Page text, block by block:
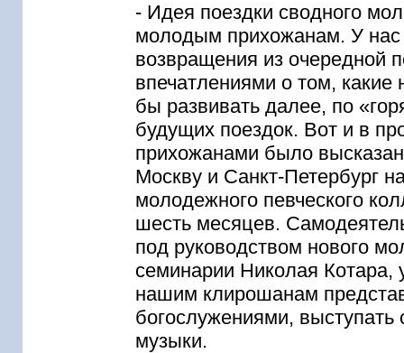
- Идея поездки сводного
молодым прихожанам. У нас
возвращения из очередной
впечатлениями о том,
бы развивать далее, по
будущих поездок. Вот и в
прихожанами было
Москву и Санкт-Петербург
молодежного певческого
шесть месяцев.
под руководством нового
семинарии Николая Котара,
нашим клирошанам
богослужениями, выступать
музыки.